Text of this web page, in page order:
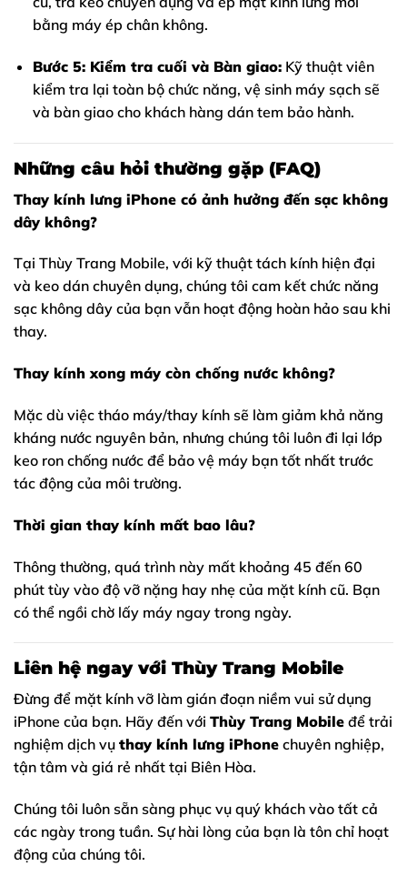
bằng máy ép chân không.
Bước 5: Kiểm tra cuối và Bàn giao:Kỹ thuật viên
kiểm tra lại toàn bộ chức năng, vệ sinh máy sạch sẽ
và bàn giao cho khách hàng dán tem bảo hành.
Những câu hỏi thường gặp (FAQ)
Thay kính lưng iPhone có ảnh hưởng đến sạc không
dây không?
Tại Thùy Trang Mobile, với kỹ thuật tách kính hiện đại
và keo dán chuyên dụng, chúng tôi cam kết chức năng
sạc không dây của bạn vẫn hoạt động hoàn hảo sau khi
thay.
Thay kính xong máy còn chống nước không?
Mặc dù việc tháo máy/thay kính sẽ làm giảm khả năng
kháng nước nguyên bản, nhưng chúng tôi luôn đi lại lớp
keo ron chống nước để bảo vệ máy bạn tốt nhất trước
tác động của môi trường.
Thời gian thay kính mất bao lâu?
Thông thường, quá trình này mất khoảng 45 đến 60
phút tùy vào độ vỡ nặng hay nhẹ của mặt kính cũ. Bạn
có thể ngồi chờ lấy máy ngay trong ngày.
Liên hệ ngay với Thùy Trang Mobile
Đừng để mặt kính vỡ làm gián đoạn niềm vui sử dụng
iPhone của bạn. Hãy đến với Thùy Trang Mobile để trải
nghiệm dịch vụ thay kính lưng iPhone chuyên nghiệp,
tận tâm và giá rẻ nhất tại Biên Hòa.
Chúng tôi luôn sẵn sàng phục vụ quý khách vào tất cả
các ngày trong tuần. Sự hài lòng của bạn là tôn chỉ hoạt
động của chúng tôi.